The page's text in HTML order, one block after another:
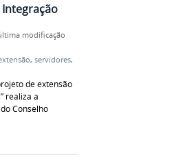
modificação
, servidores,
de extensão
realiza a
Conselho